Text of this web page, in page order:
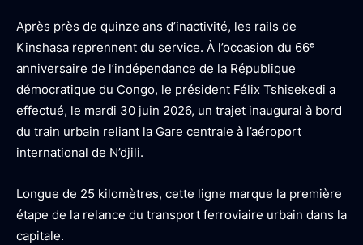
Après près de quinze ans d’inactivité, les rails de
Kinshasa reprennent du service. À l’occasion du 66ᵉ
anniversaire de l’indépendance de la République
démocratique du Congo, le président Félix Tshisekedi a
effectué, le mardi 30 juin 2026, un trajet inaugural à bord
du train urbain reliant la Gare centrale à l’aéroport
international de N’djili.
Longue de 25 kilomètres, cette ligne marque la première
étape de la relance du transport ferroviaire urbain dans la
capitale.